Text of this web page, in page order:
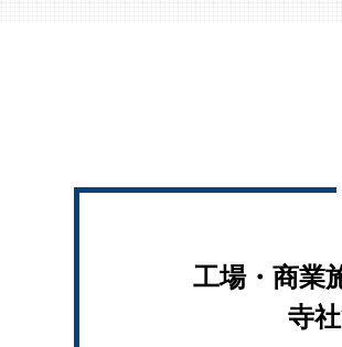
工場・商業
寺